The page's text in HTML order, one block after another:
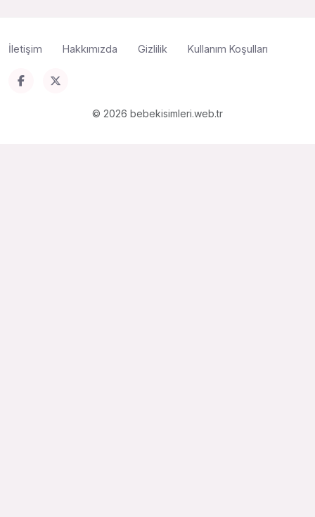
İletişim Hakkımızda Gizlilik Kullanım Koşulları
© 2026 bebekisimleri.web.tr